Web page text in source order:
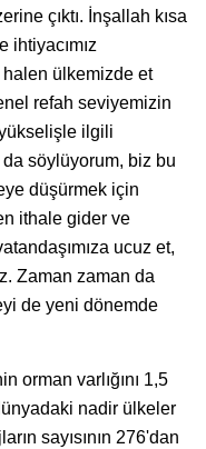
çıktı. İnşallah kısa
ihtiyacımız
ülkemizde et
refah seviyemizin
ilgili
söylüyorum, biz bu
düşürmek için
ithale gider ve
ucuz et,
Zaman zaman da
de yeni dönemde
orman varlığını 1,5
nadir ülkeler
sayısının 276'dan